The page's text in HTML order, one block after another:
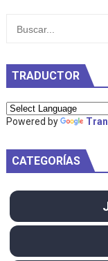
TRADUCTOR
Powered by
CATEGORÍAS